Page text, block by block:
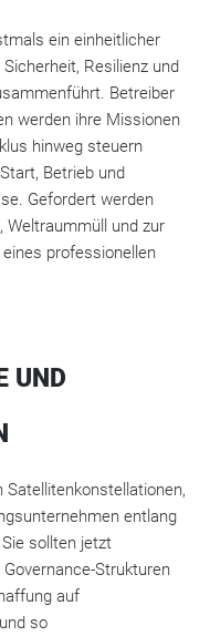
ein einheitlicher
Resilienz und
Betreiber
werden ihre Missionen
hinweg steuern
Betrieb und
Gefordert werden
Weltraummüll und zur
professionellen
UND
entlang
sollten jetzt
Strukturen
auf
so